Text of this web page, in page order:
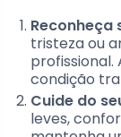
Reconheça
tristeza ou
condição
Cuide do
leves,